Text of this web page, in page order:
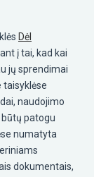
Dėl
į tai, kad kai
jų sprendimai
taisyklėse
naudojimo
patogu
numatyta
dokumentais,